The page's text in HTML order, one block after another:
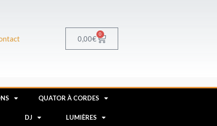
0,00€
0
Panier
QUATOR À CORDES
DJ LUMIÈRES